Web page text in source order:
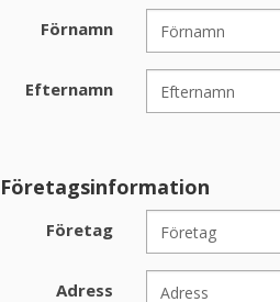
Förnamn
Efternamn
Företagsinformation
Företag
Adress